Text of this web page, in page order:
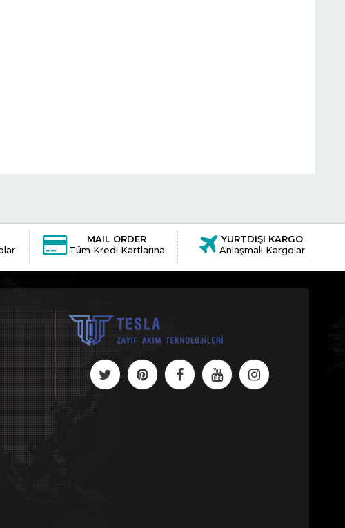
MAIL ORDER
Tüm Kredi Kartlarına
YURTDIŞI KARGO
Anlaşmalı Kargolar